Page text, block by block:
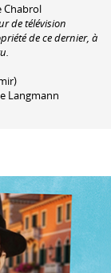
Chabrol
de télévision
de ce dernier, à
Langmann